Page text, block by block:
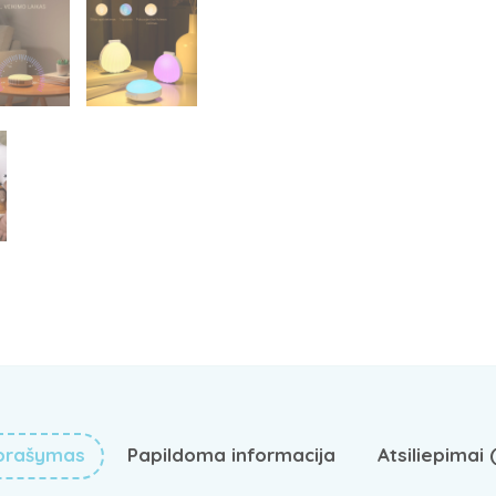
Papildoma informacija Atsiliepimai